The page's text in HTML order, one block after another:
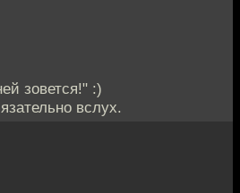
зовется!" :)
вслух.